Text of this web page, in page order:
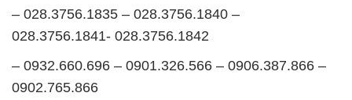
📧 Email: hoachat@dactruongphat.vn
TRƯỜNG PHÁT